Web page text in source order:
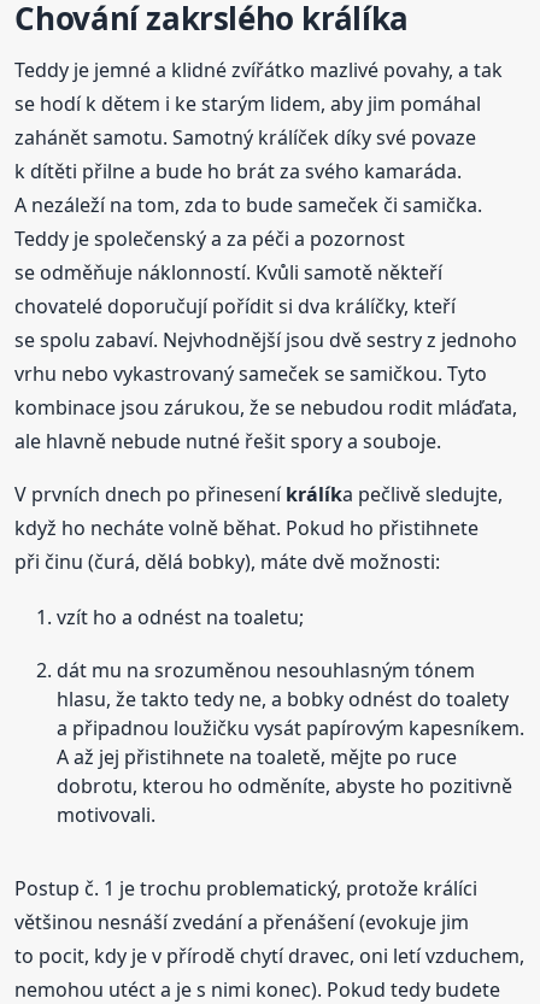
Chování zakrslého králíka
Teddy je jemné a klidné zvířátko mazlivé povahy, a tak
se hodí k dětem i ke starým lidem, aby jim pomáhal
zahánět samotu. Samotný králíček díky své povaze
k dítěti přilne a bude ho brát za svého kamaráda.
A nezáleží na tom, zda to bude sameček či samička.
Teddy je společenský a za péči a pozornost
se odměňuje náklonností. Kvůli samotě někteří
chovatelé doporučují pořídit si dva králíčky, kteří
se spolu zabaví. Nejvhodnější jsou dvě sestry z jednoho
vrhu nebo vykastrovaný sameček se samičkou. Tyto
kombinace jsou zárukou, že se nebudou rodit mláďata,
ale hlavně nebude nutné řešit spory a souboje.
V prvních dnech po přineseníkrálíka pečlivě sledujte,
když ho necháte volně běhat. Pokud ho přistihnete
při činu (čurá, dělá bobky), máte dvě možnosti:
vzít ho a odnést na toaletu;
dát mu na srozuměnou nesouhlasným tónem
hlasu, že takto tedy ne, a bobky odnést do toalety
a připadnou loužičku vysát papírovým kapesníkem.
A až jej přistihnete na toaletě, mějte po ruce
dobrotu, kterou ho odměníte, abyste ho pozitivně
motivovali.
Postup č. 1 je trochu problematický, protože králíci
většinou nesnáší zvedání a přenášení (evokuje jim
to pocit, kdy je v přírodě chytí dravec, oni letí vzduchem,
nemohou utéct a je s nimi konec). Pokud tedy budete